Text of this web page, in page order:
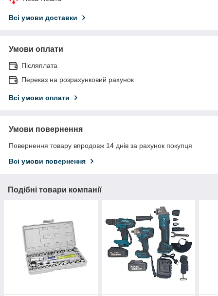
Всі умови доставки
Умови оплати
Післяплата
Переказ на розрахунковий рахунок
Всі умови оплати
Умови повернення
Повернення товару впродовж 14 днів за рахунок покупця
Всі умови повернення
Подібні товари компанії